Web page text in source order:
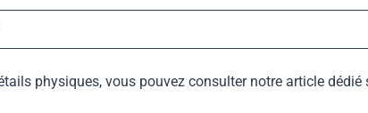
physiques, vous pouvez consulter notre article dédié